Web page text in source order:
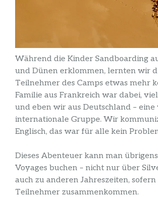
Während die Kinder Sandboarding
und Dünen erklommen, lernten wir
Teilnehmer des Camps etwas mehr
Familie aus Frankreich war dabei,
und eben wir aus Deutschland –
internationale Gruppe. Wir
Englisch, das war für alle kein
Dieses Abenteuer kann man
Voyages buchen – nicht nur über
auch zu anderen Jahreszeiten,
Teilnehmer zusammenkommen.